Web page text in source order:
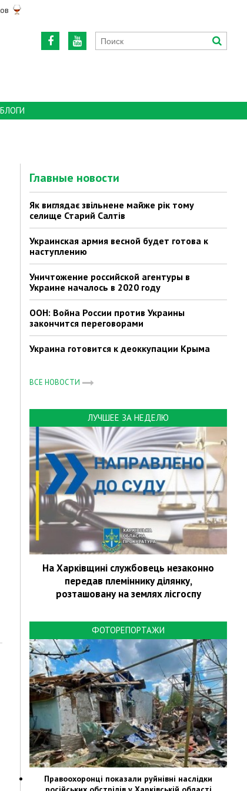
БЛОГИ
Главные новости
Як виглядає звільнене майже рік тому
селище Старий Салтів
Украинская армия весной будет готова к
наступлению
Уничтожение российской агентуры в
Украине началось в 2020 году
ООН: Война России против Украины
закончится переговорами
Украина готовится к деоккупации Крыма
ВСЕ НОВОСТИ
ЛУЧШЕЕ ЗА НЕДЕЛЮ
На Харківщині службовець незаконно
передав племіннику ділянку,
розташовану на землях лісгоспу
ФОТОРЕПОРТАЖИ
Правоохоронці показали руйнівні наслідки